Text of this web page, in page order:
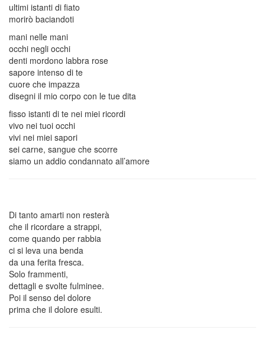
ultimi istanti di fiato
morirò baciandoti
mani nelle mani
occhi negli occhi
denti mordono labbra rose
sapore intenso di te
cuore che impazza
disegni il mio corpo con le tue dita
fisso istanti di te nei miei ricordi
vivo nei tuoi occhi
vivi nei miei sapori
sei carne, sangue che scorre
siamo un addio condannato all’amore
Di tanto amarti non resterà
che il ricordare a strappi,
come quando per rabbia
ci si leva una benda
da una ferita fresca.
Solo frammenti,
dettagli e svolte fulminee.
Poi il senso del dolore
prima che il dolore esulti.